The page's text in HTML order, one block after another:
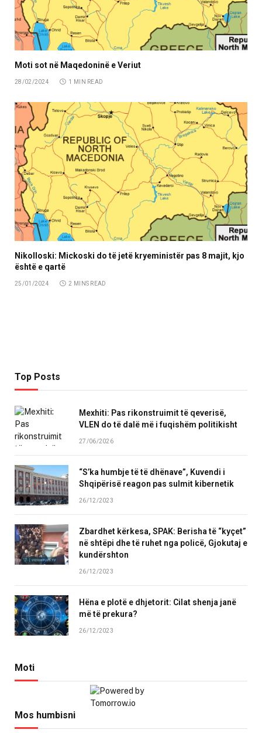
Moti sot në Maqedoninë e Veriut
28/02/2024 1 MIN READ
Nikolloski: Mickoski do të jetë kryeministër pas 8 majit, kjo
është e qartë
25/01/2024 2 MINS READ
Top Posts
Mexhiti: Pas rikonstruimit të qeverisë,
VLEN do të dalë më i fuqishëm politikisht
27/06/2026
“S’ka humbje të të dhënave”, Kuvendi i
Shqipërisë reagon pas sulmit kibernetik
26/12/2023
Zbardhet kërkesa, SPAK: Berisha të “kyçet”
në shtëpi dhe të ruhet nga policë, Gjokutaj e
kundërshton
26/12/2023
Hëna e plotë e dhjetorit: Cilat shenja janë
më të prekura?
26/12/2023
Moti
Mos humbisni